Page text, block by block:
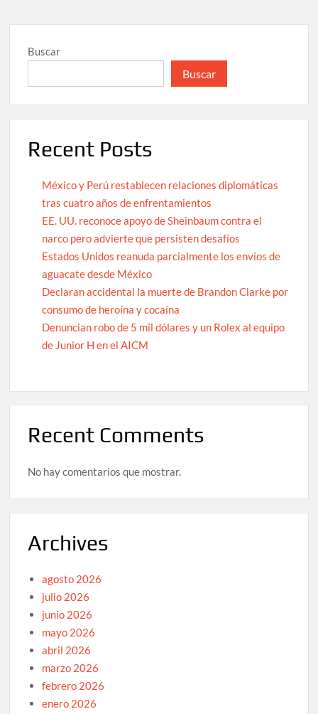
Buscar
Buscar
Recent Posts
México y Perú restablecen relaciones diplomáticas
tras cuatro años de enfrentamientos
EE. UU. reconoce apoyo de Sheinbaum contra el
narco pero advierte que persisten desafíos
Estados Unidos reanuda parcialmente los envíos de
aguacate desde México
Declaran accidental la muerte de Brandon Clarke por
consumo de heroína y cocaína
Denuncian robo de 5 mil dólares y un Rolex al equipo
de Junior H en el AICM
Recent Comments
No hay comentarios que mostrar.
Archives
agosto 2026
julio 2026
junio 2026
mayo 2026
abril 2026
marzo 2026
febrero 2026
enero 2026